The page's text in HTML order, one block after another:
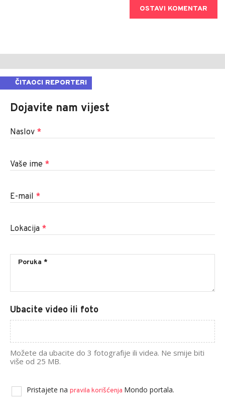
OSTAVI KOMENTAR
ČITAOCI REPORTERI
Dojavite nam vijest
Naslov *
Vaše ime *
E-mail *
Lokacija *
Ubacite video ili foto
Možete da ubacite do 3 fotografije ili videa. Ne smije biti
više od 25 MB.
Pristajete na pravila korišćenja Mondo portala.